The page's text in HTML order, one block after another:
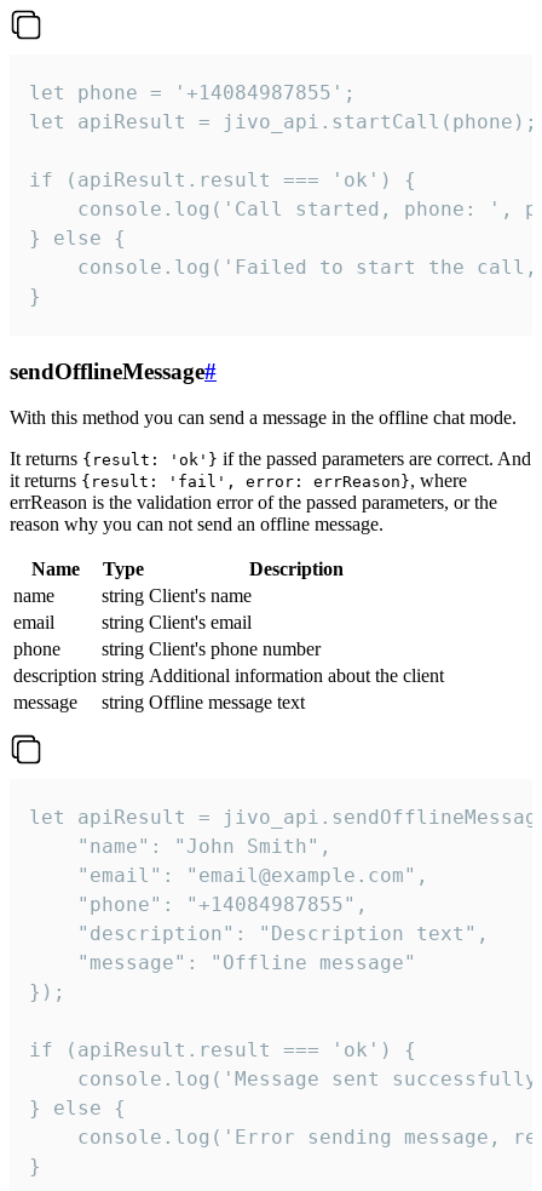
let phone = '+14084987855';
let apiResult = jivo_api.startCall(phone);
if (apiResult.result === 'ok') {
console.log('Call started, phone: ',
} else {
console.log('Failed to start the
}
sendOfflineMessage#
With this method you can send a message in the offline chat mode.
It returns {result: 'ok'} if the passed parameters are correct. And
it returns {result: 'fail', error: errReason}, where
errReason is the validation error of the passed parameters, or the
reason why you can not send an offline message.
Name Type
Description
name
string Client's name
email
string Client's email
phone
string Client's phone number
description string Additional information about the client
message
string Offline message text
let apiResult =
    "name": "John Smith",
    "email": "email@example.com",
    "phone": "+14084987855",
    "description": "Description text",
    "message": "Offline message"
});
if (apiResult.result === 'ok') {
console.log('Message sent
} else {
console.log('Error sending message,
}